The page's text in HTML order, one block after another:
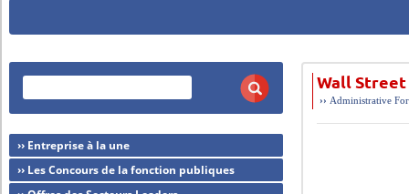
Wall
›› Administrative
›› Entreprise à la une
›› Les Concours de la fonction publiques